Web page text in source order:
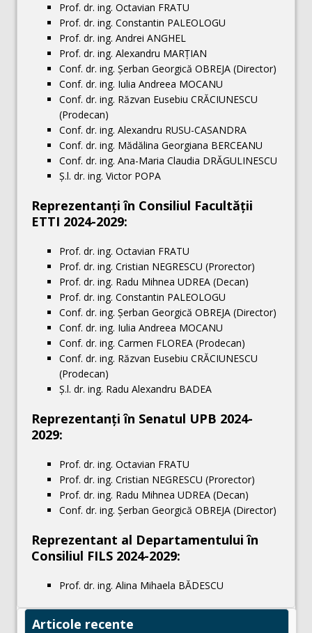
Prof. dr. ing. Octavian FRATU
Prof. dr. ing. Constantin PALEOLOGU
Prof. dr. ing. Andrei ANGHEL
Prof. dr. ing. Alexandru MARŢIAN
Conf. dr. ing. Șerban Georgică OBREJA (Director)
Conf. dr. ing. Iulia Andreea MOCANU
Conf. dr. ing. Răzvan Eusebiu CRĂCIUNESCU
(Prodecan)
Conf. dr. ing. Alexandru RUSU-CASANDRA
Conf. dr. ing. Mădălina Georgiana BERCEANU
Conf. dr. ing. Ana-Maria Claudia DRĂGULINESCU
Ș.l. dr. ing. Victor POPA
Reprezentanţi în Consiliul Facultăţii
ETTI 2024-2029:
Prof. dr. ing. Octavian FRATU
Prof. dr. ing. Cristian NEGRESCU (Prorector)
Prof. dr. ing. Radu Mihnea UDREA (Decan)
Prof. dr. ing. Constantin PALEOLOGU
Conf. dr. ing. Șerban Georgică OBREJA (Director)
Conf. dr. ing. Iulia Andreea MOCANU
Conf. dr. ing. Carmen FLOREA (Prodecan)
Conf. dr. ing. Răzvan Eusebiu CRĂCIUNESCU
(Prodecan)
Ș.l. dr. ing. Radu Alexandru BADEA
Reprezentanţi în Senatul UPB 2024-
2029:
Prof. dr. ing. Octavian FRATU
Prof. dr. ing. Cristian NEGRESCU (Prorector)
Prof. dr. ing. Radu Mihnea UDREA (Decan)
Conf. dr. ing. Șerban Georgică OBREJA (Director)
Reprezentant al Departamentului în
Consiliul FILS 2024-2029:
Prof. dr. ing. Alina Mihaela BĂDESCU
Articole recente